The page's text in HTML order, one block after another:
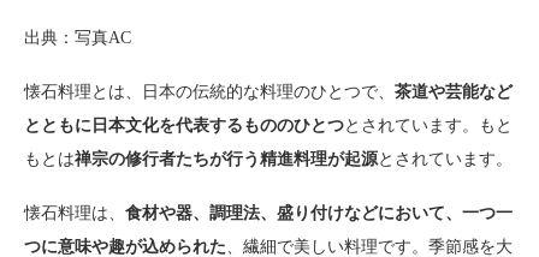
出典：写真AC
懐石料理とは、日本の伝統的な料理のひとつで、 茶道や芸能など
とともに日本文化を代表するもののひとつとされています。もと
もとは禅宗の修行者たちが行う精進料理が起源とされています。
懐石料理は、 食材や器、調理法、盛り付けなどにおいて、一つ一
つに意味や趣が込められた 、繊細で美しい料理です。季節感を大